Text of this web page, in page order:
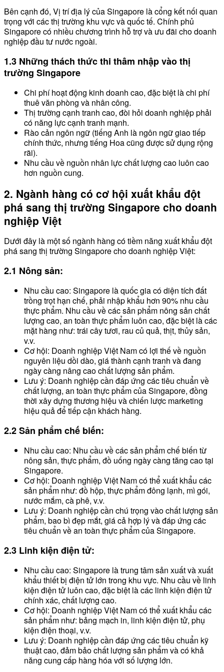
Bên cạnh đó, Vị trí địa lý của Singapore là cổng kết nối quan
trọng với các thị trường khu vực và quốc tế. Chính phủ
Singapore có nhiều chương trình hỗ trợ và ưu đãi cho doanh
nghiệp đầu tư nước ngoài.
1.3 Những thách thức thi thâm nhập vào thị
trường Singapore
Chi phí hoạt động kinh doanh cao, đặc biệt là chi phí
thuê văn phòng và nhân công.
Thị trường cạnh tranh cao, đòi hỏi doanh nghiệp phải
có năng lực cạnh tranh mạnh.
Rào cản ngôn ngữ (tiếng Anh là ngôn ngữ giao tiếp
chính thức, nhưng tiếng Hoa cũng được sử dụng rộng
rãi).
Nhu cầu về nguồn nhân lực chất lượng cao luôn cao
hơn nguồn cung.
2. Ngành hàng có cơ hội xuất khẩu đột
phá sang thị trường Singapore cho doanh
nghiệp Việt
Dưới đây là một số ngành hàng có tiềm năng xuất khẩu đột
phá sang thị trường Singapore cho doanh nghiệp Việt:
2.1 Nông sản:
Nhu cầu cao: Singapore là quốc gia có diện tích đất
trồng trọt hạn chế, phải nhập khẩu hơn 90% nhu cầu
thực phẩm. Nhu cầu về các sản phẩm nông sản chất
lượng cao, an toàn thực phẩm luôn cao, đặc biệt là các
mặt hàng như: trái cây tươi, rau củ quả, thịt, thủy sản,
v.v.
Cơ hội: Doanh nghiệp Việt Nam có lợi thế về nguồn
nguyên liệu dồi dào, giá thành cạnh tranh và đang
ngày càng nâng cao chất lượng sản phẩm.
Lưu ý: Doanh nghiệp cần đáp ứng các tiêu chuẩn về
chất lượng, an toàn thực phẩm của Singapore, đồng
thời xây dựng thương hiệu và chiến lược marketing
hiệu quả để tiếp cận khách hàng.
2.2 Sản phẩm chế biến:
Nhu cầu cao: Nhu cầu về các sản phẩm chế biến từ
nông sản, thực phẩm, đồ uống ngày càng tăng cao tại
Singapore.
Cơ hội: Doanh nghiệp Việt Nam có thể xuất khẩu các
sản phẩm như: đồ hộp, thực phẩm đông lạnh, mì gói,
nước mắm, cà phê, v.v.
Lưu ý: Doanh nghiệp cần chú trọng vào chất lượng sản
phẩm, bao bì đẹp mắt, giá cả hợp lý và đáp ứng các
tiêu chuẩn về an toàn thực phẩm của Singapore.
2.3 Linh kiện điện tử:
Nhu cầu cao: Singapore là trung tâm sản xuất và xuất
khẩu thiết bị điện tử lớn trong khu vực. Nhu cầu về linh
kiện điện tử luôn cao, đặc biệt là các linh kiện điện tử
chính xác, chất lượng cao.
Cơ hội: Doanh nghiệp Việt Nam có thể xuất khẩu các
sản phẩm như: bảng mạch in, linh kiện điện tử, phụ
kiện điện thoại, v.v.
Lưu ý: Doanh nghiệp cần đáp ứng các tiêu chuẩn kỹ
thuật cao, đảm bảo chất lượng sản phẩm và có khả
năng cung cấp hàng hóa với số lượng lớn.